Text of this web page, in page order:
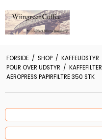
FORSIDE / SHOP / KAFFEUDSTYR
POUR OVER UDSTYR / KAFFEFILTER
AEROPRESS PAPIRFILTRE 350 STK